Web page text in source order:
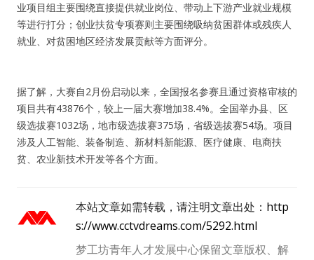
逐梦2014
辉煌2013
梦工坊圈
人脉圈
品牌的力量
业项目组主要围绕直接提供就业岗位、带动上下游产业就业规模
等进行打分；创业扶贫专项赛则主要围绕吸纳贫困群体或残疾人
就业、对贫困地区经济发展贡献等方面评分。
据了解，大赛自2月份启动以来，全国报名参赛且通过资格审核的
项目共有43876个，较上一届大赛增加38.4%。全国举办县、区
级选拔赛1032场，地市级选拔赛375场，省级选拔赛54场。项目
涉及人工智能、装备制造、新材料新能源、医疗健康、电商扶
贫、农业新技术开发等各个方面。
本站文章如需转载，请注明文章出处： http
s://www.cctvdreams.com/5292.html
梦工坊青年人才发展中心保留文章版权、解